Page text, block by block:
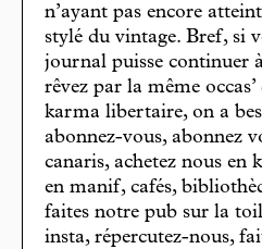
n’ayant pas encore
stylé du vintage. Bref, si
journal puisse continuer
rêvez par la même
karma libertaire, on a
abonnez-vous, abonnez
canaris, achetez nous en
en manif, cafés,
faites notre pub sur la
insta, répercutez-nous,